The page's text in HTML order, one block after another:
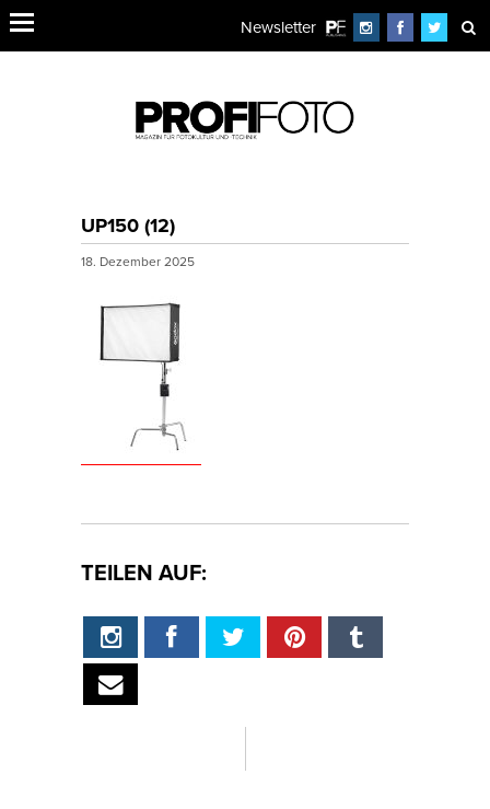
Newsletter
UP150 (12)
18. Dezember 2025
TEILEN AUF: